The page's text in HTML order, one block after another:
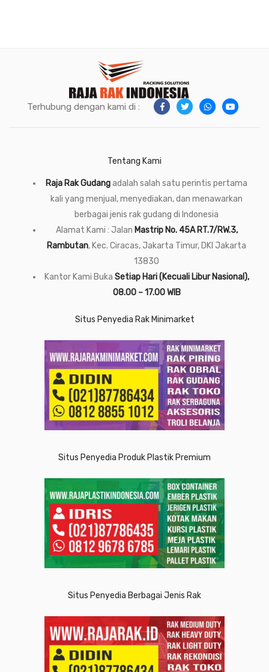
Terhubung dengan kami di :
Tentang Kami
Raja Rak Gudangadalah salah satu perintis pertama
kali yang menjual, menyediakan, dan menawarkan
berbagai jenis rak gudang di Indonesia
Alamat Kami : Jalan Mastrip No. 45A RT.7/RW.3,
Rambutan, Kec. Ciracas, Jakarta Timur, DKI Jakarta
13830
Kantor Kami Buka Setiap Hari (Kecuali Libur Nasional),
08.00 – 17.00 WIB
Situs Penyedia Rak Minimarket
Situs Penyedia Produk Plastik Premium
Situs Penyedia Berbagai Jenis Rak